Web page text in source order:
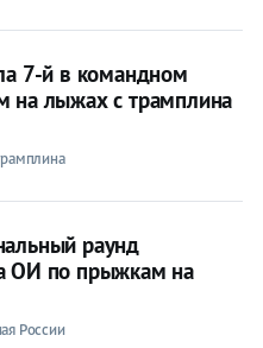
7-й в командном
на лыжах с трамплина
раунд
ОИ по прыжкам на
России